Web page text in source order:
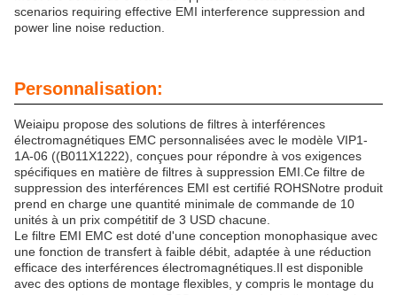
scenarios requiring effective EMI interference suppression and
power line noise reduction.
Personnalisation:
Weiaipu propose des solutions de filtres à interférences
électromagnétiques EMC personnalisées avec le modèle VIP1-
1A-06 ((B011X1222), conçues pour répondre à vos exigences
spécifiques en matière de filtres à suppression EMI.Ce filtre de
suppression des interférences EMI est certifié ROHSNotre produit
prend en charge une quantité minimale de commande de 10
unités à un prix compétitif de 3 USD chacune.
Le filtre EMI EMC est doté d'une conception monophasique avec
une fonction de transfert à faible débit, adaptée à une réduction
efficace des interférences électromagnétiques.Il est disponible
avec des options de montage flexibles, y compris le montage du